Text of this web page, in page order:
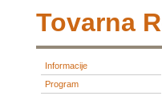
Tovarna
Informacije
Program